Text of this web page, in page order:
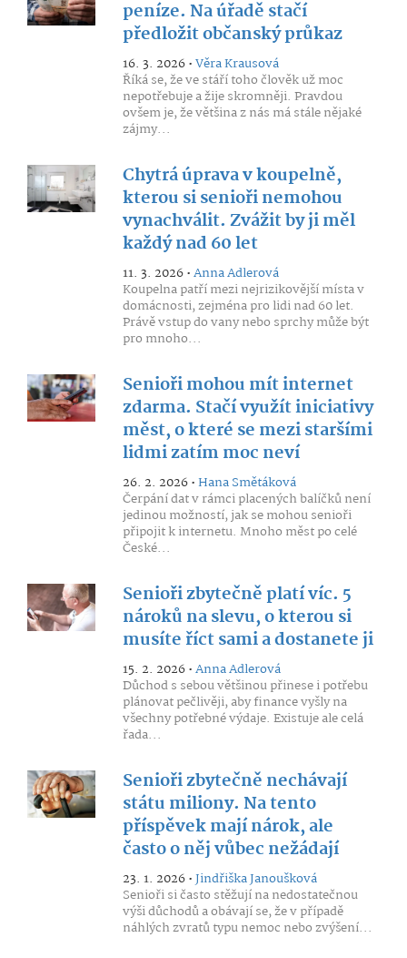
peníze. Na úřadě stačí
předložit občanský průkaz
16. 3. 2026 •Věra Krausová
Říká se, že ve stáří toho člověk už moc
nepotřebuje a žije skromněji. Pravdou
ovšem je, že většina z nás má stále nějaké
zájmy...
Chytrá úprava v koupelně,
kterou si senioři nemohou
vynachválit. Zvážit by ji měl
každý nad 60 let
11. 3. 2026 •Anna Adlerová
Koupelna patří mezi nejrizikovější místa v
domácnosti, zejména pro lidi nad 60 let.
Právě vstup do vany nebo sprchy může být
pro mnoho...
Senioři mohou mít internet
zdarma. Stačí využít iniciativy
měst, o které se mezi staršími
lidmi zatím moc neví
26. 2. 2026 •Hana Smětáková
Čerpání dat v rámci placených balíčků není
jedinou možností, jak se mohou senioři
připojit k internetu. Mnoho měst po celé
České...
Senioři zbytečně platí víc. 5
nároků na slevu, o kterou si
musíte říct sami a dostanete ji
15. 2. 2026 •Anna Adlerová
Důchod s sebou většinou přinese i potřebu
plánovat pečlivěji, aby finance vyšly na
všechny potřebné výdaje. Existuje ale celá
řada...
Senioři zbytečně nechávají
státu miliony. Na tento
příspěvek mají nárok, ale
často o něj vůbec nežádají
23. 1. 2026 •Jindřiška Janoušková
Senioři si často stěžují na nedostatečnou
výši důchodů a obávají se, že v případě
náhlých zvratů typu nemoc nebo zvýšení...